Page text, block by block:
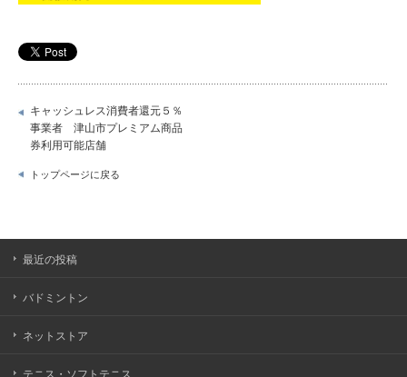
キャッシュレス消費者還元５％
事業者 津山市プレミアム商品
券利用可能店舗
トップページに戻る
最近の投稿
バドミントン
ネットストア
テニス・ソフトテニス